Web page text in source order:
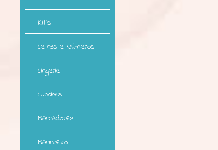
Kit`s
Letras e Números
Lingerie
Londres
Marcadores
Marinheiro